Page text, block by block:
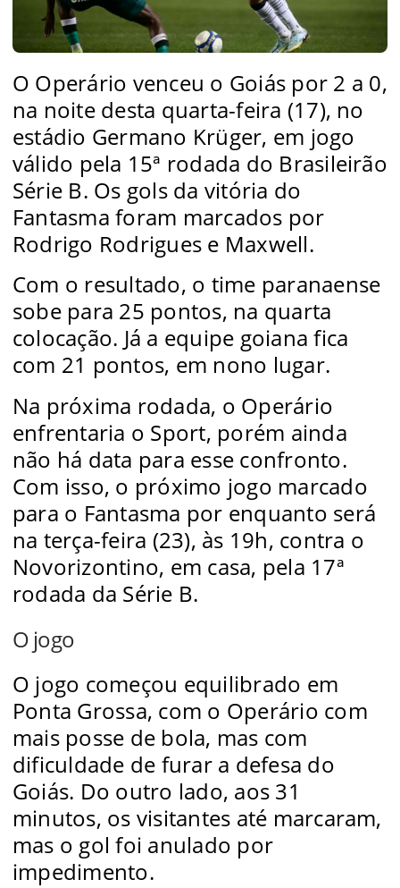
O Operário venceu o Goiás por 2 a 0,
na noite desta quarta-feira (17), no
estádio Germano Krüger, em jogo
válido pela 15ª rodada do Brasileirão
Série B. Os gols da vitória do
Fantasma foram marcados por
Rodrigo Rodrigues e Maxwell.
Com o resultado, o time paranaense
sobe para 25 pontos, na quarta
colocação. Já a equipe goiana fica
com 21 pontos, em nono lugar.
Na próxima rodada, o Operário
enfrentaria o Sport, porém ainda
não há data para esse confronto.
Com isso, o próximo jogo marcado
para o Fantasma por enquanto será
na terça-feira (23), às 19h, contra o
Novorizontino, em casa, pela 17ª
rodada da Série B.
O jogo
O jogo começou equilibrado em
Ponta Grossa, com o Operário com
mais posse de bola, mas com
dificuldade de furar a defesa do
Goiás. Do outro lado, aos 31
minutos, os visitantes até marcaram,
mas o gol foi anulado por
impedimento.